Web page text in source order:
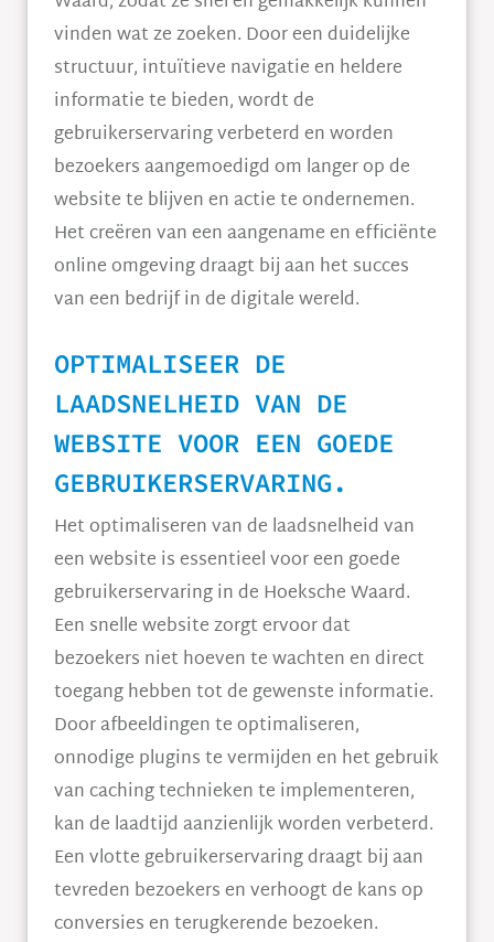
vinden wat ze zoeken. Door een duidelijke
structuur, intuïtieve navigatie en heldere
informatie te bieden, wordt de
gebruikerservaring verbeterd en worden
bezoekers aangemoedigd om langer op de
website te blijven en actie te ondernemen.
Het creëren van een aangename en efficiënte
online omgeving draagt bij aan het succes
van een bedrijf in de digitale wereld.
OPTIMALISEER DE
LAADSNELHEID VAN DE
WEBSITE VOOR EEN GOEDE
GEBRUIKERSERVARING.
Het optimaliseren van de laadsnelheid van
een website is essentieel voor een goede
gebruikerservaring in de Hoeksche Waard.
Een snelle website zorgt ervoor dat
bezoekers niet hoeven te wachten en direct
toegang hebben tot de gewenste informatie.
Door afbeeldingen te optimaliseren,
onnodige plugins te vermijden en het gebruik
van caching technieken te implementeren,
kan de laadtijd aanzienlijk worden verbeterd.
Een vlotte gebruikerservaring draagt bij aan
tevreden bezoekers en verhoogt de kans op
conversies en terugkerende bezoeken.